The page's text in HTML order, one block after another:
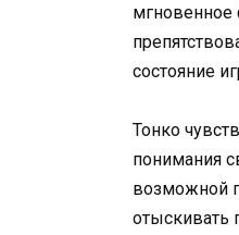
мгновенное
состояние
Тонко
понимания
возможной
отыскивать